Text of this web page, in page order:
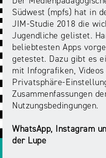
Sexting.
Porno.
Missbrauch.
KI
in
der
Medienaufsicht
Intermediäre
Audio
Summit
NRW
Campusradio-
Preis
Growth
Laut-
Eltern
und
Medien
Internet-
ABC
#äsch-
Tecks
Info-
und
Lehrmaterial
Forschung
Förderungen
und
Ausschreibungen
für
Medien
NRW
Aufsicht
Regulierung
Plattformen
Medienplattformen
und
Benutzeroberflächen
Presseverteiler
Öffentliche
Bekanntmachungen
Download-
Bereich
Südwest (mpfs) hat in
JIM-Studie 2018 die
Jugendliche gelistet.
beliebtesten Apps
getestet. Dazu gibt es
mit Infografiken,
Privatsphäre-
Zusammenfassungen
Nutzungsbedingungen.
WhatsApp, Instagram
der Lupe